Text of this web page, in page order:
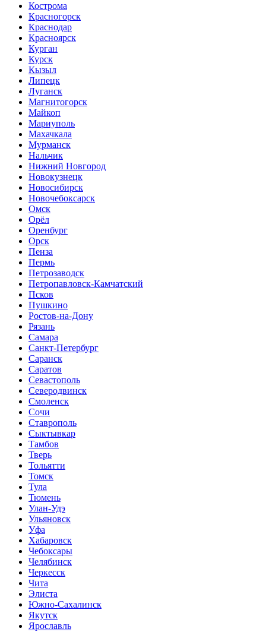
Кострома
Красногорск
Краснодар
Красноярск
Курган
Курск
Кызыл
Липецк
Луганск
Магнитогорск
Майкоп
Мариуполь
Махачкала
Мурманск
Нальчик
Нижний Новгород
Новокузнецк
Новосибирск
Новочебоксарск
Омск
Орёл
Оренбург
Орск
Пенза
Пермь
Петрозаводск
Петропавловск-Камчатский
Псков
Пушкино
Ростов-на-Дону
Рязань
Самара
Санкт-Петербург
Саранск
Саратов
Севастополь
Северодвинск
Смоленск
Сочи
Ставрополь
Сыктывкар
Тамбов
Тверь
Тольятти
Томск
Тула
Тюмень
Улан-Удэ
Ульяновск
Уфа
Хабаровск
Чебоксары
Челябинск
Черкесск
Чита
Элиста
Южно-Сахалинск
Якутск
Ярославль